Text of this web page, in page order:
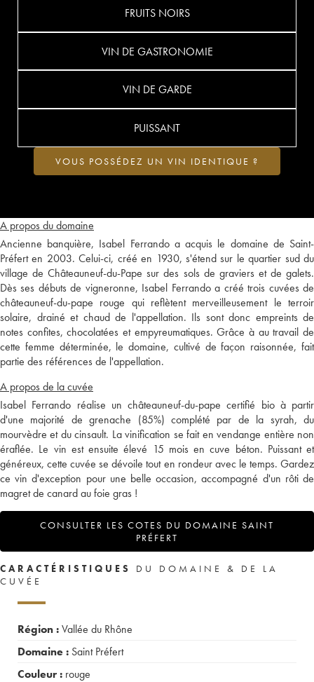
A propos du domaine
Ancienne banquière, Isabel Ferrando a acquis le domaine de Saint-
Préfert en 2003. Celui-ci, créé en 1930, s'étend sur le quartier sud du
village de Châteauneuf-du-Pape sur des sols de graviers et de galets.
Dès ses débuts de vigneronne, Isabel Ferrando a créé trois cuvées de
châteauneuf-du-pape rouge qui reflètent merveilleusement le terroir
solaire, drainé et chaud de l'appellation. Ils sont donc empreints de
notes confites, chocolatées et empyreumatiques. Grâce à au travail de
cette femme déterminée, le domaine, cultivé de façon raisonnée, fait
partie des références de l'appellation.
A propos de la cuvée
Isabel Ferrando réalise un châteauneuf-du-pape certifié bio à partir
d'une majorité de grenache (85%) complété par de la syrah, du
mourvèdre et du cinsault. La vinification se fait en vendange entière non
éraflée. Le vin est ensuite élevé 15 mois en cuve béton. Puissant et
généreux, cette cuvée se dévoile tout en rondeur avec le temps. Gardez
ce vin d'exception pour une belle occasion, accompagné d'un rôti de
magret de canard au foie gras !
CONSULTER LES COTES DU DOMAINE SAINT
PRÉFERT
FRUITS NOIRS
VIN DE GASTRONOMIE
VIN DE GARDE
PUISSANT
VOUS POSSÉDEZ UN VIN IDENTIQUE ?
CARACTÉRISTIQUES
DU DOMAINE & DE LA
CUVÉE
Région :Vallée du Rhône
Domaine : Saint Préfert
Couleur : rouge